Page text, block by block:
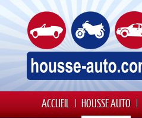
ACCUEIL HOUSSE AUTO